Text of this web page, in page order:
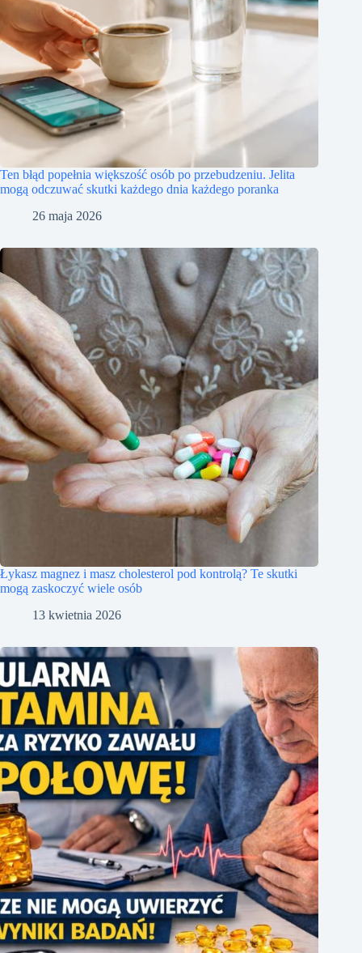
Ten błąd popełnia większość osób po przebudzeniu. Jelita
mogą odczuwać skutki każdego dnia każdego poranka
26 maja 2026
Łykasz magnez i masz cholesterol pod kontrolą? Te skutki
mogą zaskoczyć wiele osób
13 kwietnia 2026